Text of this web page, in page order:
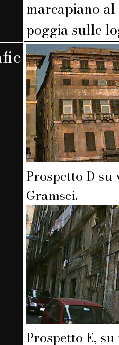
marcapiano
poggia sulle
Prospetto D su
Gramsci.
Prospetto E,